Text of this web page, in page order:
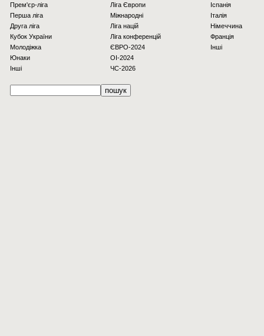
Прем'єр-ліга
Перша ліга
Друга ліга
Кубок України
Молодіжка
Юнаки
Інші
Ліга Європи
Міжнародні
Ліга націй
Ліга конференцій
ЄВРО-2024
OI-2024
ЧС-2026
Іспанія
Італія
Німеччина
Франція
Інші